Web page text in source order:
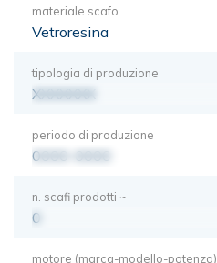
materiale scafo
Vetroresina
tipologia di produzione
XXXXXXX
periodo di produzione
0000-0000
n. scafi prodotti ~
0
motore (marca-modello-potenza)